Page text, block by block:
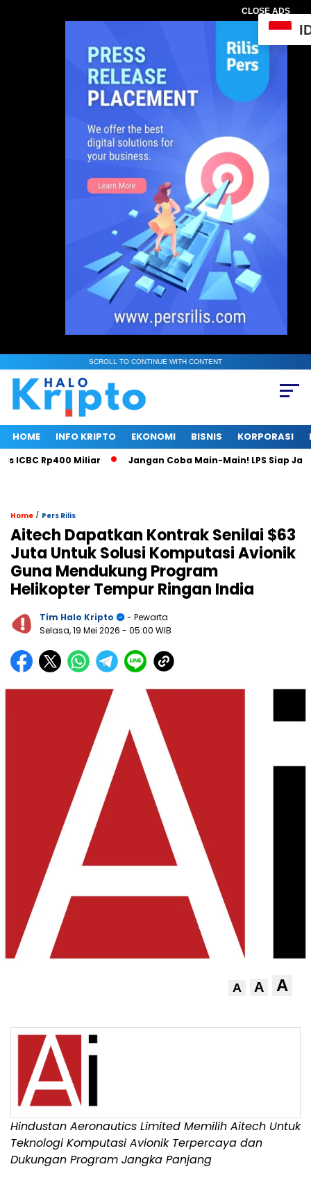
CLOSE ADS
SCROLL TO CONTINUE WITH CONTENT
HOME INFO KRIPTO EKONOMI BISNIS KORPORASI
Rp400 Miliar Jangan Coba Main-Main! LPS Siap Jadi
Home / Pers Rilis
Aitech Dapatkan Kontrak Senilai $63
Juta Untuk Solusi Komputasi Avionik
Guna Mendukung Program
Helikopter Tempur Ringan India
Tim Halo Kripto
- Pewarta
Selasa, 19 Mei 2026 - 05:00 WIB
A A A
Hindustan Aeronautics Limited Memilih Aitech Untuk
Teknologi Komputasi Avionik Terpercaya dan
Dukungan Program Jangka Panjang